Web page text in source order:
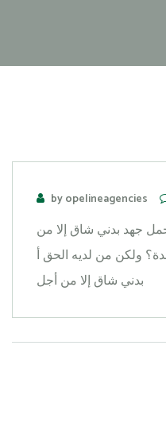
by opelineagencies
جهد بدني شاق إلا من
ولكن من لديه الحق أ
بدني شاق إلا من أجل